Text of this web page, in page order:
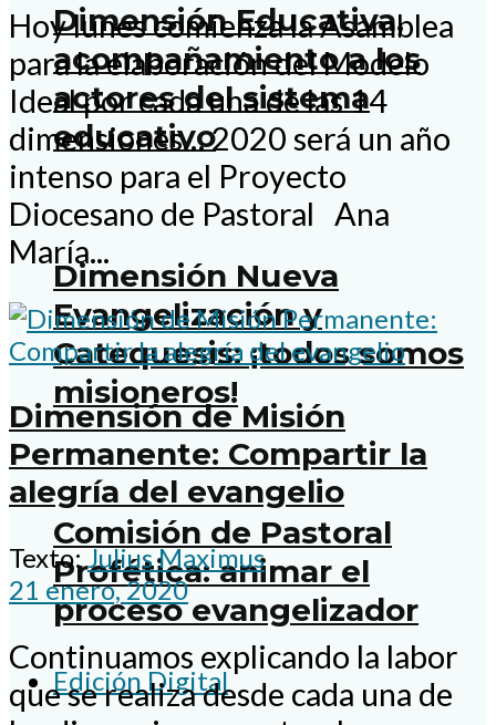
Dimensión Educativa,
acompañamiento a los
actores del sistema
educativo
Dimensión Nueva
Evangelización y
Catequesis: ¡todos somos
misioneros!
Comisión de Pastoral
Profética: animar el
proceso evangelizador
Edición Digital
Hoy lunes comienza la Asamblea
para la elaboración del Modelo
Ideal por cada una de las 14
dimensiones… 2020 será un año
intenso para el Proyecto
Diocesano de Pastoral Ana
María...
Dimensión de Misión
Permanente: Compartir la
alegría del evangelio
Texto:Julius Maximus
21 enero, 2020
Continuamos explicando la labor
que se realiza desde cada una de